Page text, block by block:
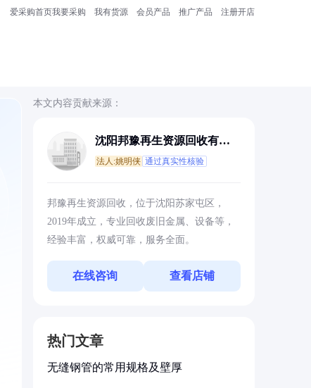
爱采购首页我要采购 我有货源 会员产品 推广产品 注册开店
本文内容贡献来源：
沈阳邦豫再生资源回收有限
法人:姚明侠 通过真实性核验
邦豫再生资源回收，位于沈阳苏家屯区，
2019年成立，专业回收废旧金属、设备等，
经验丰富，权威可靠，服务全面。
在线咨询 查看店铺
热门文章
无缝钢管的常用规格及壁厚